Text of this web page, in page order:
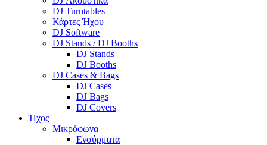
DJ Turntables
Κάρτες Ήχου
DJ Software
DJ Stands / DJ Booths
DJ Stands
DJ Booths
DJ Cases & Bags
DJ Cases
DJ Bags
DJ Covers
Ήχος
Μικρόφωνα
Ενσύρματα